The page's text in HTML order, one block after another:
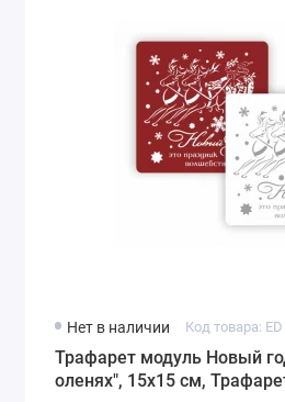
Нет в наличии Код товара:
Трафарет модуль Новый
оленях", 15х15 см,